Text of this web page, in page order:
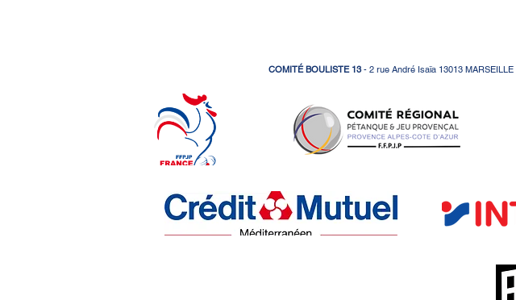
COMITÉ BOULISTE 13- 2 rue André Isaïa 13013 MARSEILLE